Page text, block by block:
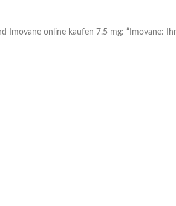
Imovane online kaufen 7.5 mg: “Imovane: